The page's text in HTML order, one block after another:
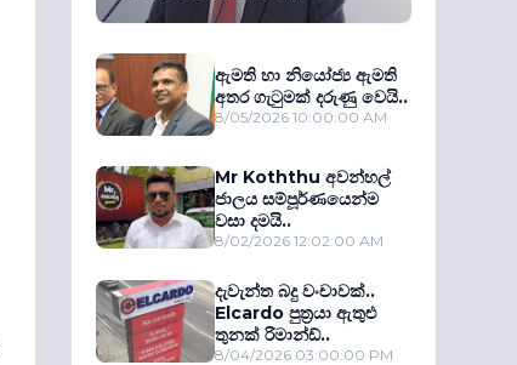
ඇමති හා නියෝජ්‍ය ඇමති
අතර ගැටුමක් දරුණු වෙයි..
8/05/2026 10:00:00 AM
Mr Koththu අවන්හල්
ජාලය සම්පූර්ණයෙන්ම
වසා දමයි..
8/02/2026 12:02:00 AM
දැවැන්ත බදු වංචාවක්..
Elcardo පුත‍්‍රයා ඇතුළු
තුනක් රිමාන්ඩ්..
8/04/2026 03:00:00 PM